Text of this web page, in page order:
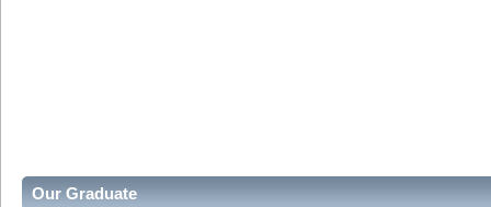
Our Graduate